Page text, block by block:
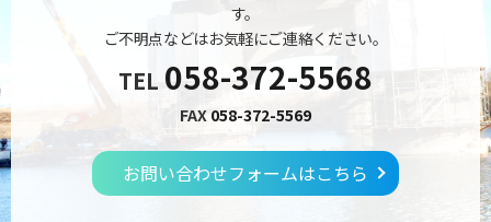
す。
ご不明点などはお気軽にご連絡ください。
TEL 058-372-5568
FAX 058-372-5569
お問い合わせフォームはこちら